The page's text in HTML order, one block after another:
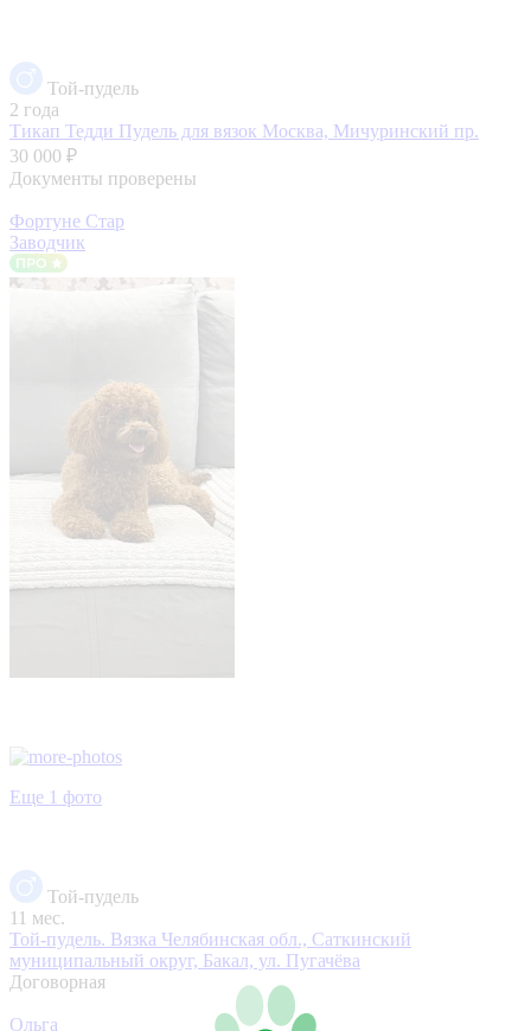
Той-пудель
2 года
Тикап Тедди Пудель для вязок Москва, Мичуринский пр.
30 000 ₽
Документы проверены
Фортуне Стар
Заводчик
Еще 1 фото
Той-пудель
11 мес.
Той-пудель. Вязка Челябинская обл., Саткинский
муниципальный округ, Бакал, ул. Пугачёва
Договорная
Ольга